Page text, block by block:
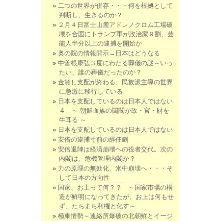
二つの世界が併存・・・何を根拠として
判断し、生きるのか？
２月４日富士山麓アドレノクロム工場破
壊を合図にトランプ軍が政治家９割、芸
能人半分以上の逮捕を開始か
奥の院の情報開示→日本はどうなる
中曽根康弘３度にわたる葬儀の謎～いっ
たい、誰の葬儀だったのか？
金貸し支配が終わる、民族派主導の世界
に急激に移行している
日本を支配しているのは日本人ではない
４ ～ 朝鮮血族の閨閥が政・官・財を
牛耳る ～
日本を支配しているのは日本人ではない
安倍の逮捕寸前の辞任劇
安倍退陣は経済崩壊への役者交代。次の
内閣は、危機管理内閣か？
力の原理の無効化、米中崩壊へ・・・そ
して日本の方向性
国家、お上って何？？ ～国家市場の構
造が鮮明になってきたが、お上は何もせ
ず、たちまち利権と化す～
極東情勢～連絡所爆破の北朝鮮とイージ